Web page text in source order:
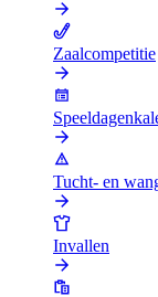
Zaalcompetitie
Tucht- en
Invallen